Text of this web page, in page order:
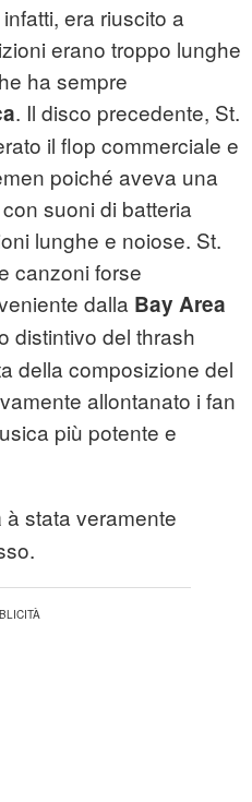
era riuscito a
erano troppo lunghe
ha sempre
. Il disco precedente, St.
il flop commerciale e
poiché aveva una
suoni di batteria
lunghe e noiose. St.
canzoni forse
dalla Bay Area
distintivo del thrash
della composizione del
allontanato i fan
più potente e
à stata veramente